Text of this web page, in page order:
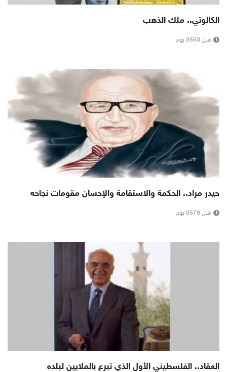
الكالوتي.. ملك الذهب
قبل 3550 يوم
حيدر مراد.. الحكمة والاستقامة والإحسان مقومات نجاحه
قبل 3579 يوم
العقاد.. الفلسطيني الأول الذي تبرع بالملايين لبلده